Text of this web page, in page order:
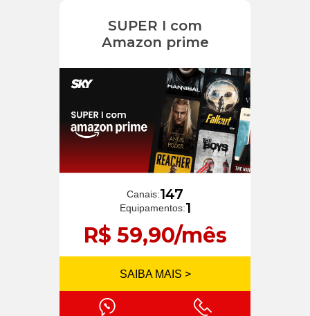
SUPER I com
Amazon prime
Canais:147
Equipamentos:1
R$ 59,90/mês
SAIBA MAIS >